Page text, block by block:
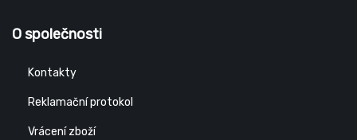
O společnosti
Kontakty
Reklamační protokol
Vrácení zboží